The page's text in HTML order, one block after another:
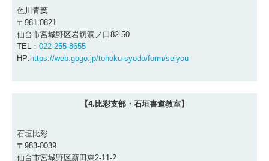
色川青葉
〒981-0821
仙台市宮城野区岩切洞ノ口82-50
TEL： 022-255-8655
HP:https://web.gogo.jp/tohoku-syodo/form/seiyou
【4.比彩支部・石垣書道教室】
石垣比彩
〒983-0039
仙台市宮城野区新田東2-11-2